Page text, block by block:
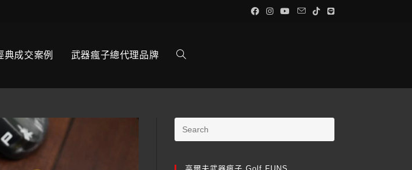
典成交案例 武器瘋子總代理品牌